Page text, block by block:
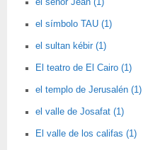
el señor Jean (1)
el símbolo TAU (1)
el sultan kébir (1)
El teatro de El Cairo (1)
el templo de Jerusalén (1)
el valle de Josafat (1)
El valle de los califas (1)